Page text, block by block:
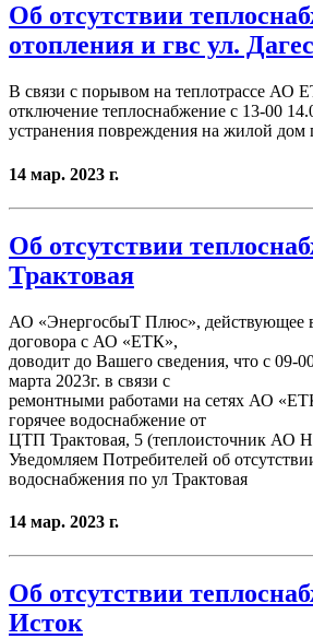
Об отсутствии
отопления и гвс ул.
В связи с порывом на теплотрассе АО
отключение теплоснабжение с 13-00
устранения повреждения на жилой дом
14 мар. 2023 г.
Об отсутствии
Трактовая
АО «ЭнергосбыТ Плюс», действующее в
договора с АО «ЕТК»,
доводит до Вашего сведения, что с 09-
марта 2023г. в связи с
ремонтными работами на сетях АО
горячее водоснабжение от
ЦТП Трактовая, 5 (теплоисточник АО
Уведомляем Потребителей об
водоснабжения по ул Трактовая
14 мар. 2023 г.
Об отсутствии
Исток